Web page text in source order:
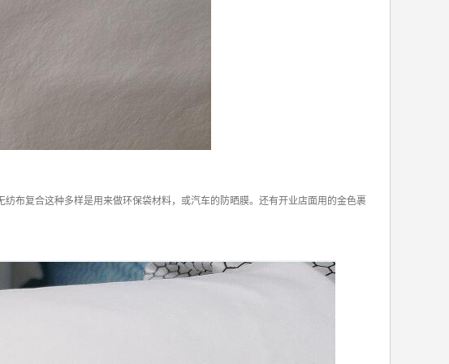
布复合这种多样是用来做环保袋材料，或汽车的防晒膜。还有开业店面用的金色裹